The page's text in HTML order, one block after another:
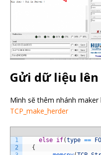
Gửi dữ liệu
Mình sẽ thêm nhánh maker
TCP_make_herder
1
2
else if(type ==
{